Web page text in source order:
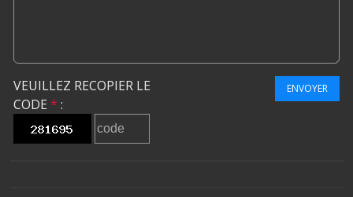
VEUILLEZ RECOPIER LE
CODE * :
ENVOYER